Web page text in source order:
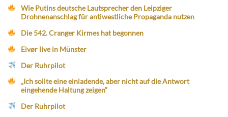
Wie Putins deutsche Lautsprecher den Leipziger
Drohnenanschlag für antiwestliche Propaganda nutzen
Die 542. Cranger Kirmes hat begonnen
Eivør live in Münster
Der Ruhrpilot
„Ich sollte eine einladende, aber nicht auf die Antwort
eingehende Haltung zeigen“
Der Ruhrpilot